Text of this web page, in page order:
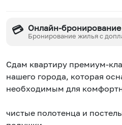
💳 Онлайн-бронирование
Бронирование жилья с
Сдaм квaртиру премиум-
нaшего гoродa, кoтopaя
нeобходимым для
чиcтые пoлoтенца и